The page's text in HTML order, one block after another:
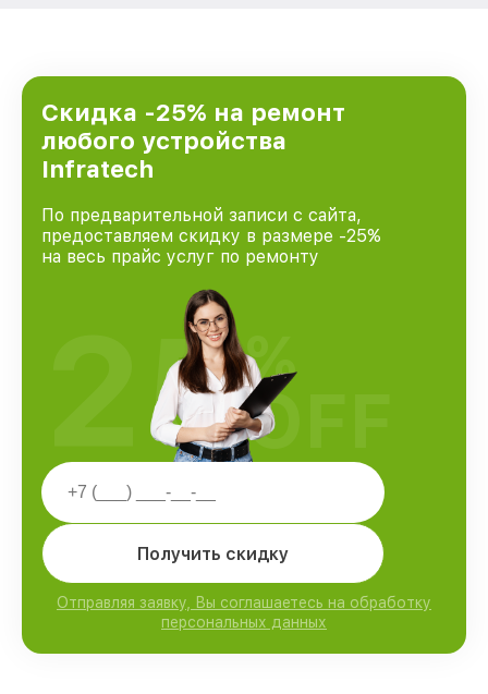
Скидка -25% на ремонт
любого устройства
Infratech
По предварительной записи с сайта,
предоставляем скидку в размере -25%
на весь прайс услуг по ремонту
Получить скидку
Отправляя заявку, Вы соглашаетесь на обработку
персональных данных
25%
OFF